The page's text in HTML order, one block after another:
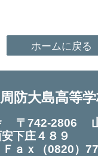
ホームに戻る
防大島高等
〒742-2806 山
安下庄４８９
Ｆａｘ（0820）7